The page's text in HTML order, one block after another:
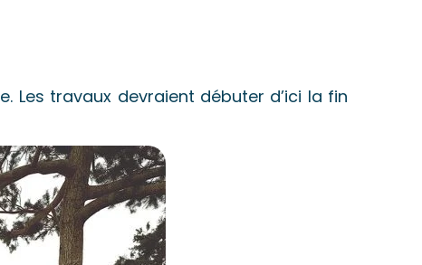
Les travaux devraient débuter d’ici la fin